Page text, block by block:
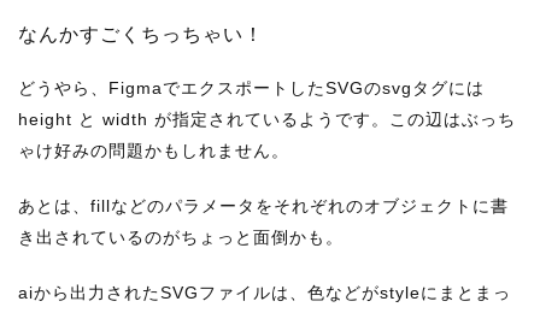
なんかすごくちっちゃい！
どうやら、FigmaでエクスポートしたSVGのsvgタグには
height と width が指定されているようです。この辺はぶっち
ゃけ好みの問題かもしれません。
あとは、fillなどのパラメータをそれぞれのオブジェクトに書
き出されているのがちょっと面倒かも。
aiから出力されたSVGファイルは、色などがstyleにまとまっ